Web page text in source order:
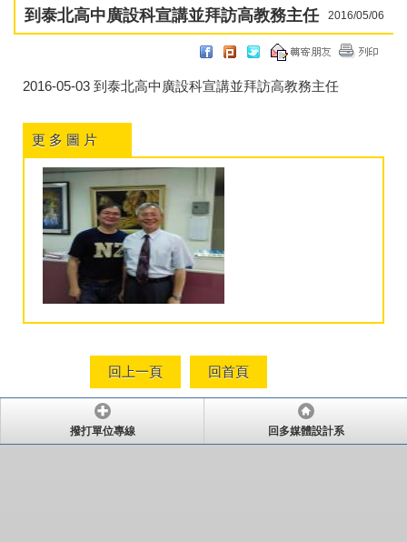
到泰北高中廣設科宣講並拜訪高教務主任 2016/05/06
2016-05-03 到泰北高中廣設科宣講並拜訪高教務主任
更 多 圖 片
回上一頁 回首頁
撥打單位專線 回多媒體設計系